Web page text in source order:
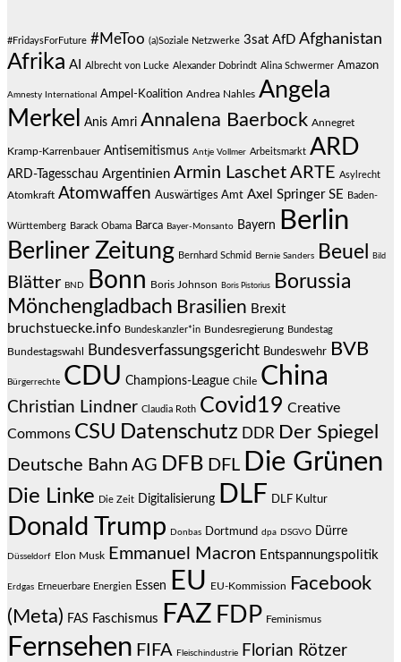
#FridaysForFuture #MeToo (a)Soziale Netzwerke 3sat AfD Afghanistan
Afrika AI Albrecht von Lucke Alexander Dobrindt Alina Schwermer Amazon
Amnesty International Ampel-Koalition Andrea Nahles Angela
Merkel
Anis Amri Annalena Baerbock Annegret
Kramp-Karrenbauer Antisemitismus Antje Vollmer Arbeitsmarkt ARD
ARD-Tagesschau Argentinien Armin Laschet ARTE Asylrecht
Atomkraft Atomwaffen Auswärtiges Amt Axel Springer SE Baden-
Württemberg Barack Obama Barca Bayer-Monsanto Bayern Berlin
Berliner Zeitung Bernhard Schmid Bernie Sanders Beuel Bild
Blätter BND Bonn Boris Johnson Boris Pistorius
Borussia
Mönchengladbach Brasilien Brexit
bruchstuecke.info Bundeskanzler*in Bundesregierung Bundestag
Bundestagswahl Bundesverfassungsgericht Bundeswehr BVB
Bürgerrechte CDU Champions-League Chile China
Christian Lindner Claudia Roth Covid19 Creative
Commons CSU Datenschutz DDR Der Spiegel
Deutsche Bahn AG DFB DFL Die Grünen
Die Linke Die Zeit Digitalisierung DLF DLF Kultur
Donald Trump Donbas Dortmund dpa DSGVO Dürre
Düsseldorf Elon Musk Emmanuel Macron Entspannungspolitik
Erdgas Erneuerbare Energien Essen EU EU-Kommission
Facebook
(Meta) FAS Faschismus FAZ FDP Feminismus
Fernsehen FIFA Fleischindustrie Florian Rötzer